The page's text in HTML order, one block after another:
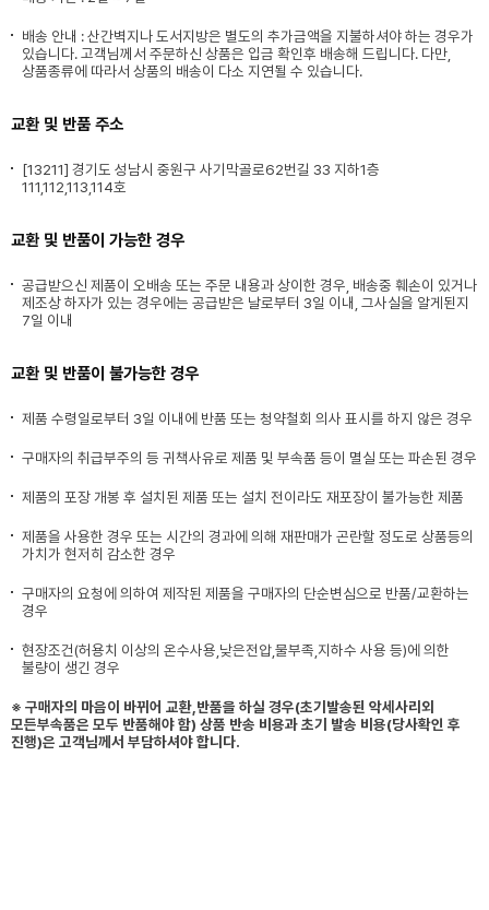
배송 안내 : 산간벽지나 도서지방은 별도의 추가금액을 지불하셔야 하는 경우가
있습니다. 고객님께서 주문하신 상품은 입금 확인후 배송해 드립니다. 다만,
상품종류에 따라서 상품의 배송이 다소 지연될 수 있습니다.
교환 및 반품 주소
[13211] 경기도 성남시 중원구 사기막골로62번길 33 지하1층
111,112,113,114호
교환 및 반품이 가능한 경우
공급받으신 제품이 오배송 또는 주문 내용과 상이한 경우, 배송중 훼손이 있거나
제조상 하자가 있는 경우에는 공급받은 날로부터 3일 이내, 그사실을 알게된지
7일 이내
교환 및 반품이 불가능한 경우
제품 수령일로부터 3일 이내에 반품 또는 청약철회 의사 표시를 하지 않은 경우
구매자의 취급부주의 등 귀책사유로 제품 및 부속품 등이 멸실 또는 파손된 경우
제품의 포장 개봉 후 설치된 제품 또는 설치 전이라도 재포장이 불가능한 제품
제품을 사용한 경우 또는 시간의 경과에 의해 재판매가 곤란할 정도로 상품등의
가치가 현저히 감소한 경우
구매자의 요청에 의하여 제작된 제품을 구매자의 단순변심으로 반품/교환하는
경우
현장조건(허용치 이상의 온수사용,낮은전압,물부족,지하수 사용 등)에 의한
불량이 생긴 경우
※ 구매자의 마음이 바뀌어 교환,반품을 하실 경우(초기발송된 악세사리외
모든부속품은 모두 반품해야 함) 상품 반송 비용과 초기 발송 비용(당사확인 후
진행)은 고객님께서 부담하셔야 합니다.